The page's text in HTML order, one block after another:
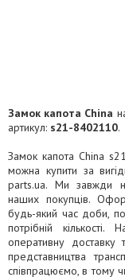
Замок капота China
артикул: s21-8402110.
Замок капота China
можна купити за
parts.ua. Ми завжди
наших покупців.
будь-який час доби,
потрібній
оперативну
представництва
співпрацюємо, в тому